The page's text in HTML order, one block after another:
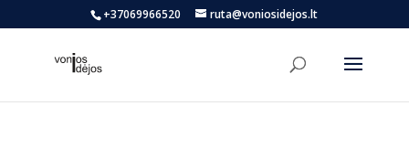
+37069966520 ruta@voniosidejos.lt